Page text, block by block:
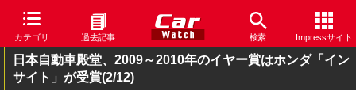
カテゴリ 過去記事 検索 Impressサイト
日本自動車殿堂、2009～2010年のイヤー賞はホンダ「イン
サイト」が受賞(2/12)